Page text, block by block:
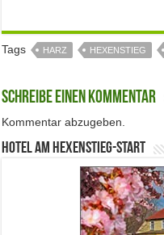
Tags HARZ HEXENSTIEG
Schreibe einen Kommentar
Kommentar abzugeben.
Hotel am Hexenstieg-Start